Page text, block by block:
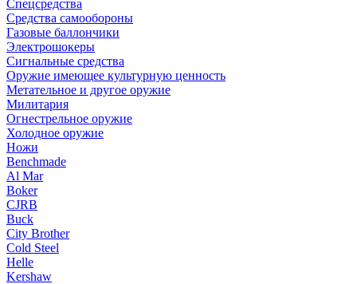
Спецсредства
Средства самообороны
Газовые баллончики
Электрошокеры
Сигнальные средства
Оружие имеющее культурную ценность
Метательное и другое оружие
Милитария
Огнестрельное оружие
Холодное оружие
Ножи
Benchmade
Al Mar
Boker
CJRB
Buck
City Brother
Cold Steel
Helle
Kershaw